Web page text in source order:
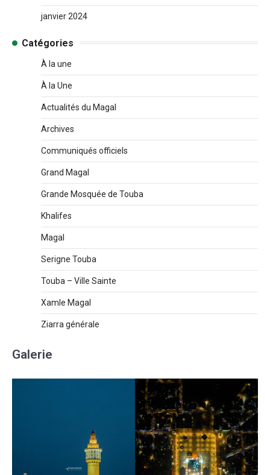
janvier 2024
Catégories
À la une
À la Une
Actualités du Magal
Archives
Communiqués officiels
Grand Magal
Grande Mosquée de Touba
Khalifes
Magal
Serigne Touba
Touba – Ville Sainte
Xamle Magal
Ziarra générale
Galerie